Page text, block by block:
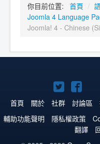
你目前位置: 首頁 /
Joomla 4 Language
Joomla! 4 - Chinese
Twitter
上
的
Joomla!
上
的
首頁 關於 社群 討論區
輔助功能聲明
隱私權政策
翻譯